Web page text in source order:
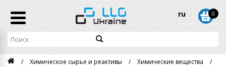
ru 0
Химическое сырье и реактивы Химические вещества